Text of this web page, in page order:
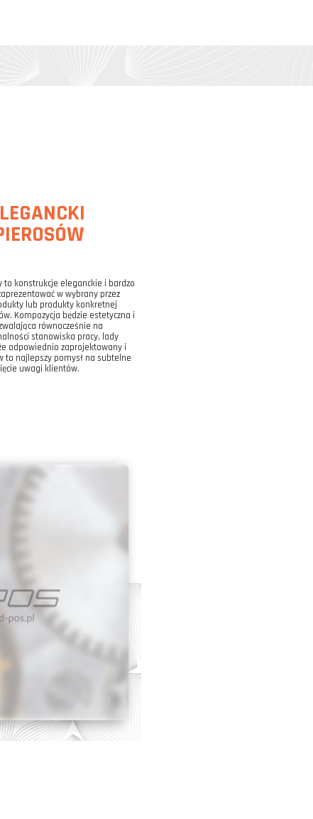
to konstrukcje eleganckie i bardzo
w wybrany przez
lub produkty konkretnej
Kompozycja będzie estetyczna i
równocześnie na
stanowiska pracy, lady
odpowiednio zaprojektowany i
najlepszy pomysł na subtelne
uwagi klientów.